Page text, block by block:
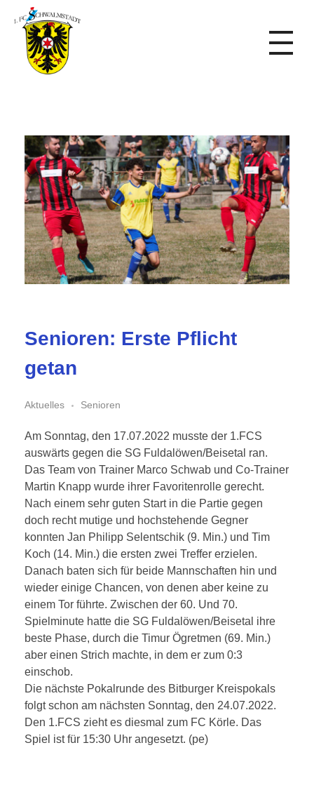
Senioren: Erste Pflicht
getan
Aktuelles Senioren
Am Sonntag, den 17.07.2022 musste der 1.FCS
auswärts gegen die SG Fuldalöwen/Beisetal ran.
Das Team von Trainer Marco Schwab und Co-Trainer
Martin Knapp wurde ihrer Favoritenrolle gerecht.
Nach einem sehr guten Start in die Partie gegen
doch recht mutige und hochstehende Gegner
konnten Jan Philipp Selentschik (9. Min.) und Tim
Koch (14. Min.) die ersten zwei Treffer erzielen.
Danach baten sich für beide Mannschaften hin und
wieder einige Chancen, von denen aber keine zu
einem Tor führte. Zwischen der 60. Und 70.
Spielminute hatte die SG Fuldalöwen/Beisetal ihre
beste Phase, durch die Timur Ögretmen (69. Min.)
aber einen Strich machte, in dem er zum 0:3
einschob.
Die nächste Pokalrunde des Bitburger Kreispokals
folgt schon am nächsten Sonntag, den 24.07.2022.
Den 1.FCS zieht es diesmal zum FC Körle. Das
Spiel ist für 15:30 Uhr angesetzt. (pe)